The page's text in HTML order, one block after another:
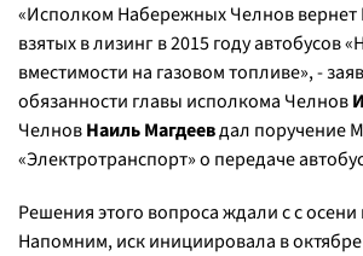
«Исполком Набережных Челнов
взятых в лизинг в 2015 году автобусов
вместимости на газовом топливе», -
обязанности главы исполкома Челнов
ЧелновНаиль Магдеевдал поручение
«Электротранспорт» о передаче
Решения этого вопроса ждали с с
Напомним, иск инициировала в октябре